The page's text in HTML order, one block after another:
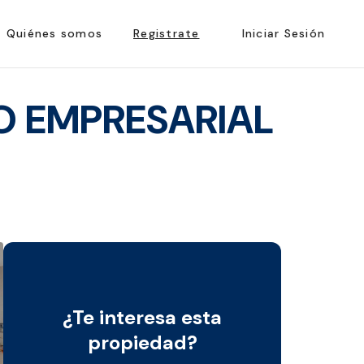
Quiénes somos Registrate Iniciar Sesión
¿Te interesa esta
propiedad?